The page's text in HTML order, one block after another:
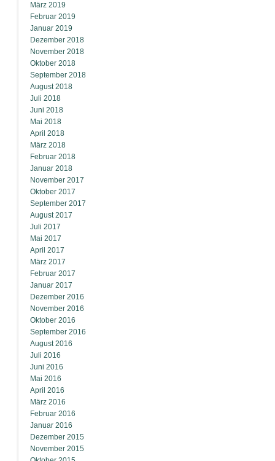
März 2019
Februar 2019
Januar 2019
Dezember 2018
November 2018
Oktober 2018
September 2018
August 2018
Juli 2018
Juni 2018
Mai 2018
April 2018
März 2018
Februar 2018
Januar 2018
November 2017
Oktober 2017
September 2017
August 2017
Juli 2017
Mai 2017
April 2017
März 2017
Februar 2017
Januar 2017
Dezember 2016
November 2016
Oktober 2016
September 2016
August 2016
Juli 2016
Juni 2016
Mai 2016
April 2016
März 2016
Februar 2016
Januar 2016
Dezember 2015
November 2015